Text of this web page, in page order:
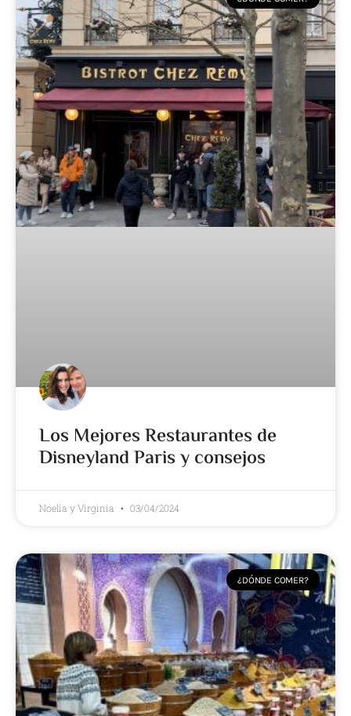
Los Mejores Restaurantes de
Disneyland Paris y consejos
Noelia y Virginia 03/04/2024
¿DÓNDE COMER?